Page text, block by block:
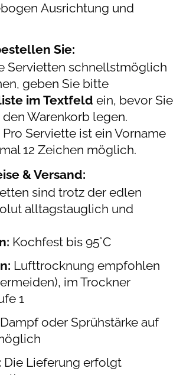
Ausrichtung und
Sie:
Servietten schnellstmöglich
geben Sie bitte
im Textfeld ein, bevor Sie
Warenkorb legen.
Pro Serviette ist ein Vorname
12 Zeichen möglich.
& Versand:
sind trotz der edlen
alltagstauglich und
Kochfest bis 95°C
Lufttrocknung empfohlen
im Trockner
1
Dampf oder Sprühstärke auf
Die Lieferung erfolgt